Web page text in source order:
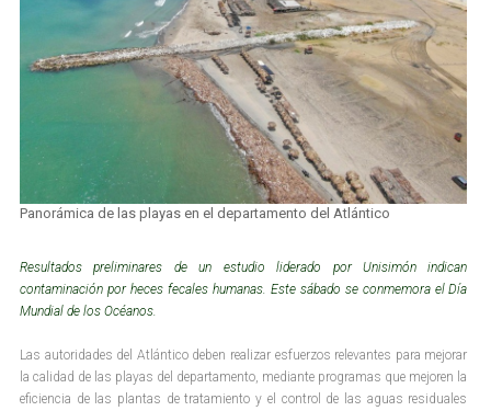
Panorámica de las playas en el departamento del Atlántico
Resultados preliminares de un estudio liderado por Unisimón indican
contaminación por heces fecales humanas. Este sábado se conmemora el Día
Mundial de los Océanos.
Las autoridades del Atlántico deben realizar esfuerzos relevantes para mejorar
la calidad de las playas del departamento, mediante programas que mejoren la
eficiencia de las plantas de tratamiento y el control de las aguas residuales